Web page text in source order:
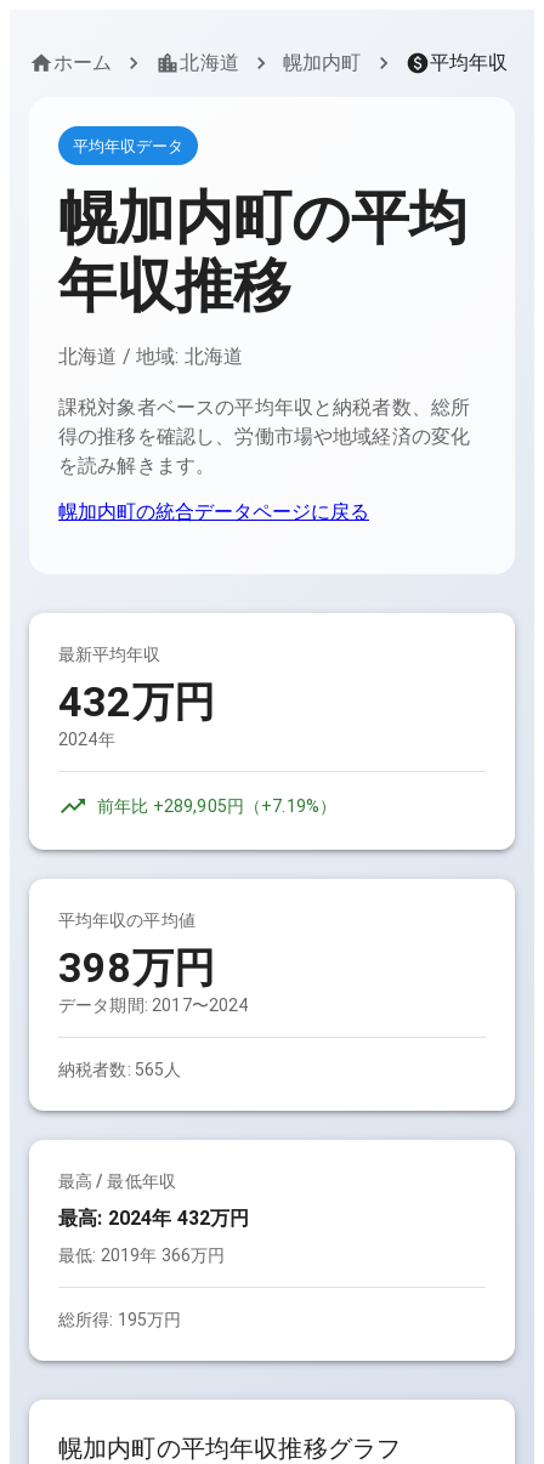
ホーム 北海道 幌加内町 平均年収
平均年収データ
幌加内町の平均
年収推移
北海道 / 地域: 北海道
課税対象者ベースの平均年収と納税者数、総所
得の推移を確認し、労働市場や地域経済の変化
を読み解きます。
幌加内町の統合データページに戻る
最新平均年収
432万円
2024年
前年比 +289,905円 （+7.19%）
平均年収の平均値
398万円
データ期間: 2017〜2024
納税者数: 565人
最高 / 最低年収
最高: 2024年 432万円
最低: 2019年 366万円
総所得: 195万円
幌加内町の平均年収推移グラフ